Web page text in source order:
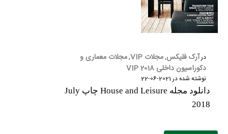
درآرک فلیکس,مجلات VIP ,مجلات معماری و
دکوراسیون داخلی 2018 VIP
نوشته شده در2021-06-22
دانلود مجله House and Leisure چاپ July
2018